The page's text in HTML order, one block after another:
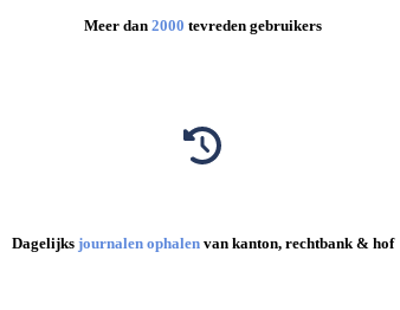
Meer dan 2000 tevreden gebruikers
Dagelijks journalen ophalen van kanton, rechtbank & hof